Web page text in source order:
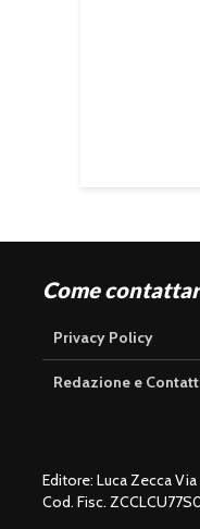
Come
Privacy Policy
Redazione e
Editore: Luca Zecca
Cod. Fisc.